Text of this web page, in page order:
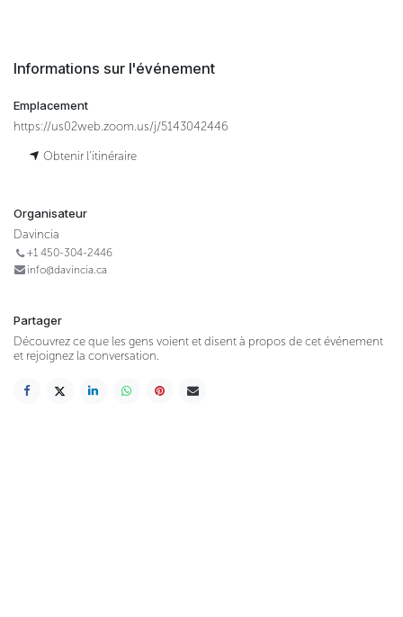
Informations sur l'événement
Emplacement
https://us02web.zoom.us/j/5143042446
Obtenir l'itinéraire
Organisateur
Davincia
+1 450-304-2446
info@davincia.ca
Partager
Découvrez ce que les gens voient et disent à propos de cet événement
et rejoignez la conversation.